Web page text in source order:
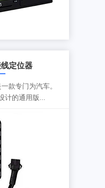
定位器
专门为汽车。
计的通用版...